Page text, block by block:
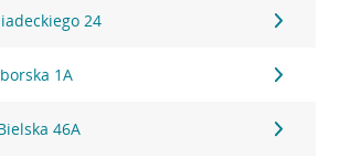
24
1A
46A